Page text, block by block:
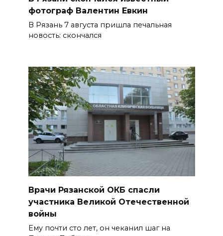
фотограф Валентин Евкин
В Рязань 7 августа пришла печальная
новость: скончался
Врачи Рязанской ОКБ спасли
участника Великой Отечественной
войны
Ему почти сто лет, он чеканил шаг на